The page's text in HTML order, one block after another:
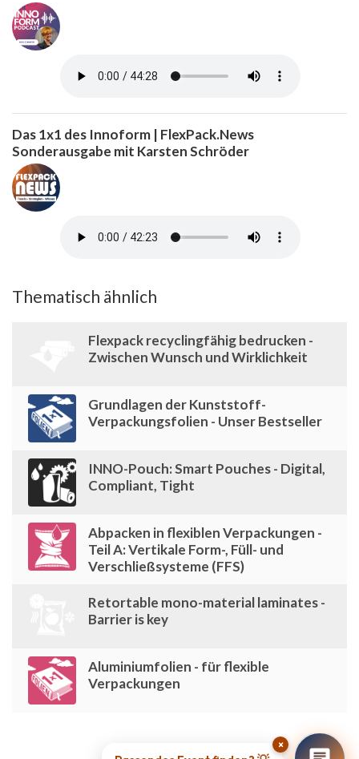
Das 1x1 des Innoform | FlexPack.News
Sonderausgabe mit Karsten Schröder
Thematisch ähnlich
Flexpack recyclingfähig bedrucken -
Zwischen Wunsch und Wirklichkeit
Grundlagen der Kunststoff-
Verpackungsfolien - Unser Bestseller
INNO-Pouch: Smart Pouches - Digital,
Compliant, Tight
Abpacken in flexiblen Verpackungen -
Teil A: Vertikale Form-, Füll- und
Verschließsysteme (FFS)
Retortable mono-material laminates -
Barrier is key
Aluminiumfolien - für flexible
Verpackungen
×